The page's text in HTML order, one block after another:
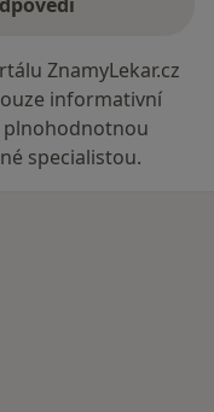
ZnamyLekar.cz
informativní
plnohodnotnou
specialistou.